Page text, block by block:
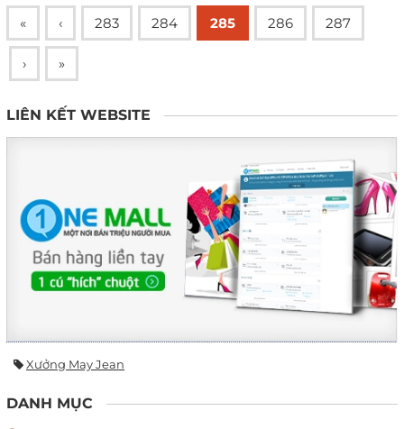
« ‹ 283 284 285 286 287
› »
LIÊN KẾT WEBSITE
Xưởng May Jean
DANH MỤC